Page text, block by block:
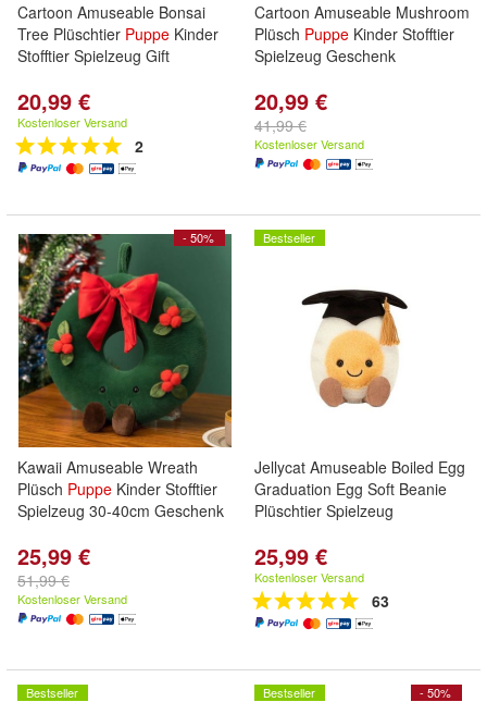
Cartoon Amuseable Bonsai
Tree Plüschtier Puppe Kinder
Stofftier Spielzeug Gift
20,99 €
Kostenloser Versand
2
Cartoon Amuseable Mushroom
Plüsch Puppe Kinder Stofftier
Spielzeug Geschenk
20,99 €
41,99 €
Kostenloser Versand
- 50%
Kawaii Amuseable Wreath
Plüsch Puppe Kinder Stofftier
Spielzeug 30-40cm Geschenk
25,99 €
51,99 €
Kostenloser Versand
Bestseller
Jellycat Amuseable Boiled Egg
Graduation Egg Soft Beanie
Plüschtier Spielzeug
25,99 €
Kostenloser Versand
63
Bestseller - 50%
Bestseller